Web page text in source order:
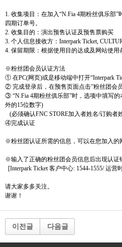
1. 收集项目：在加入“N.Fia 4期粉丝俱乐部”
四期订单号。
2. 收集目的：演出预售认证及预售票购买
3. 个人信息接收方： Interpark Ticket,
4. 保留期限：根据使用目的达成及 网站使用
※粉丝团会员认证方法
① 在PC(网页)或是移动端中打开“Interpark
② 完成登录后，在预售页面点击”粉丝团会
③ “N.Fia 4期粉丝俱乐部”时 ， 选项中填写的
外的15位数字)
(必须确认FNC STORE加入者姓名/订购者
④完成认证
※粉丝团认证所需的信息，可以在您加入的
※输入了正确的粉丝团会员信息后出现认证
[Interpark Ticket客户中心: 1544-1555/运营
请大家多多关注。
谢谢 ！
이전글 다음글